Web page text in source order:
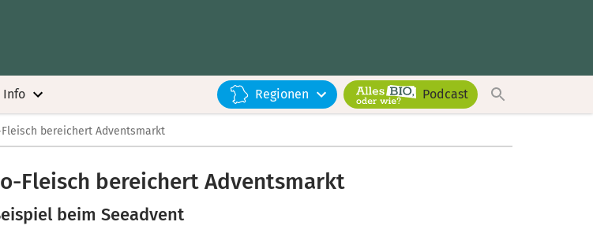
Info Regionen Podcast
bereichert Adventsmarkt
Fleisch bereichert Adventsmarkt
beim Seeadvent